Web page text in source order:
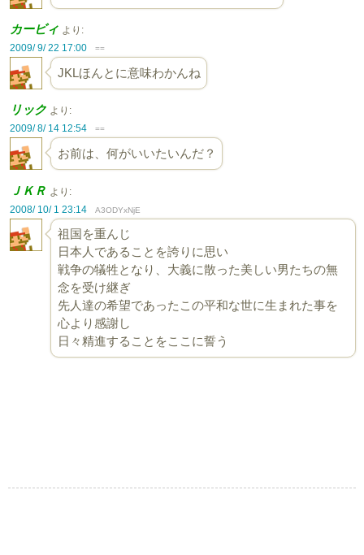
カービィ より:
2009/ 9/ 22 17:00
==
JKLほんとに意味わかんね
リック より:
2009/ 8/ 14 12:54
==
お前は、何がいいたいんだ？
ＪＫＲ より:
2008/ 10/ 1 23:14
A3ODYxNjE
祖国を重んじ
日本人であることを誇りに思い
戦争の犠牲となり、大義に散った美しい男たちの無
念を受け継ぎ
先人達の希望であったこの平和な世に生まれた事を
心より感謝し
日々精進することをここに誓う